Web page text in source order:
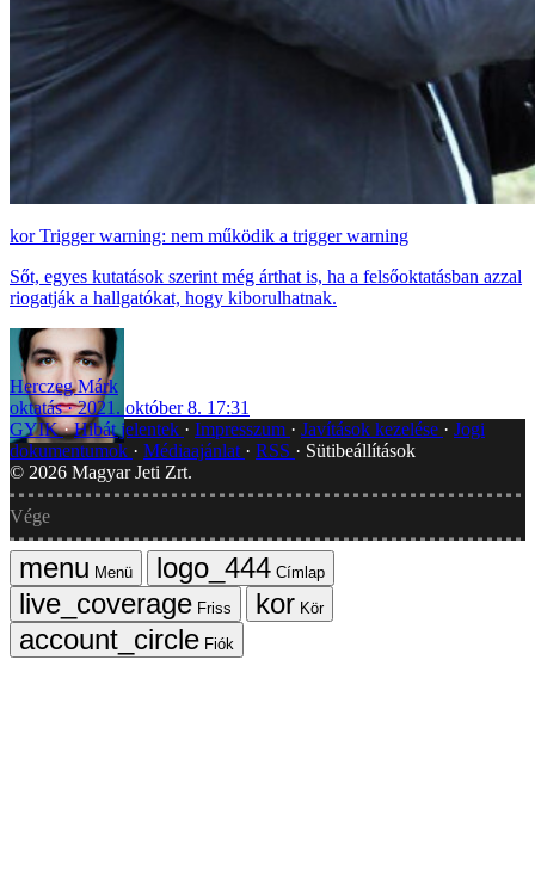
Trigger warning: nem működik a trigger warning
Sőt, egyes kutatások szerint még árthat is, ha a felsőoktatásban azzal
riogatják a hallgatókat, hogy kiborulhatnak.
Herczeg Márk
oktatás
2021. október 8. 17:31
GYIK Hibát jelentek Impresszum Javítások kezelése
Jogi
dokumentumok
Médiaajánlat RSS
Sütibeállítások
© 2026 Magyar Jeti Zrt.
Vége
Menü
Címlap
Friss
Kör
Fiók